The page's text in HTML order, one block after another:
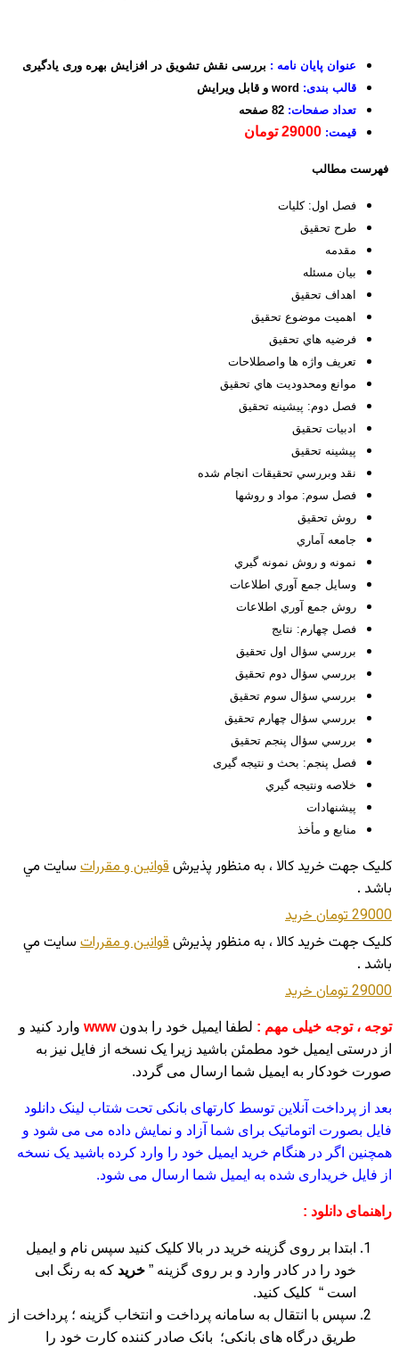
عنوان پایان نامه : بررسی نقش تشویق در افزایش بهره وری یادگیری
قالب بندی:
تعداد صفحات:
قیمت: 29000 تومان
فهرست مطالب
فصل اول: کلیات
طرح تحقيق
مقدمه
بيان مسئله
اهداف تحقيق
اهميت موضوع تحقيق
فرضيه هاي تحقيق
تعريف واژه ها واصطلاحات
موانع ومحدوديت هاي تحقيق
فصل دوم: پیشینه تحقیق
ادبيات تحقيق
پيشينه تحقيق
نقد وبررسي تحقيقات انجام شده
فصل سوم: مواد و روشها
روش تحقيق
جامعه آماري
نمونه و روش نمونه گيري
وسايل جمع آوري اطلاعات
روش جمع آوري اطلاعات
فصل چهارم: نتایج
بررسي سؤال اول تحقيق
بررسي سؤال دوم تحقيق
بررسي سؤال سوم تحقيق
بررسي سؤال چهارم تحقيق
بررسي سؤال پنجم تحقيق
فصل پنجم: بحث و نتیجه گیری
خلاصه ونتيجه گيري
پيشنهادات
منابع و مأخذ
کليک جهت خريد کالا ، به منظور پذيرشقوانين و مقررات سايت مي
باشد .
29000 تومان
خريد
کليک جهت خريد کالا ، به منظور پذيرشقوانين و مقررات سايت مي
باشد .
29000 تومان
خريد
توجه ، توجه خیلی مهم : لطفا ایمیل خود را بدون www
وارد کنید و
از درستی ایمیل خود مطمئن باشید زیرا یک نسخه از فایل نیز به
صورت خودکار به ایمیل شما ارسال می گردد.
بعد از پرداخت آنلاین توسط کارتهای بانکی تحت شتاب لینک دانلود
فایل بصورت اتوماتیک برای شما آزاد و نمایش داده می می شود و
همچنین اگر در هنگام خرید ایمیل خود را وارد کرده باشید یک نسخه
از فایل خریداری شده به ایمیل شما ارسال می شود.
راهنمای دانلود :
ابتدا بر روی گزینه خرید در بالا کلیک کنید سپس نام و ایمیل
خود را در کادر وارد و بر روی گزینه ” خرید که به رنگ ابی
است “ کلیک کنید.
سپس با انتقال به سامانه پرداخت و انتخاب گزینه ؛ پرداخت از
طریق درگاه های بانکی؛ بانک صادر کننده کارت خود را